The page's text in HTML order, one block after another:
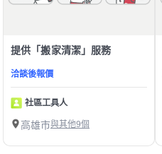
提供「搬家清潔」服務
洽談後報價
社區工具人
高雄市與其他9個